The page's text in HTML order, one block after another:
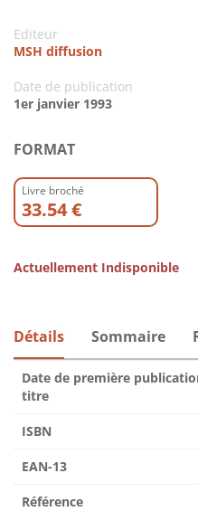
Editeur
MSH diffusion
Date de publication
1er janvier 1993
FORMAT
Livre broché
33.54 €
Actuellement Indisponible
Détails Sommaire
Date de première
titre
ISBN
EAN-13
Référence